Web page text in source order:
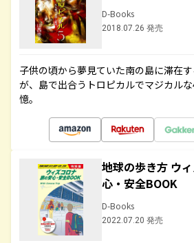
D-Books
2018.07.26 発売
子供の頃から夢見ていた南の島に滞在
が、島で出合うトロピカルでマジカル
憶。
地球の歩き方 ウ
心・安全BOOK
D-Books
2022.07.20 発売